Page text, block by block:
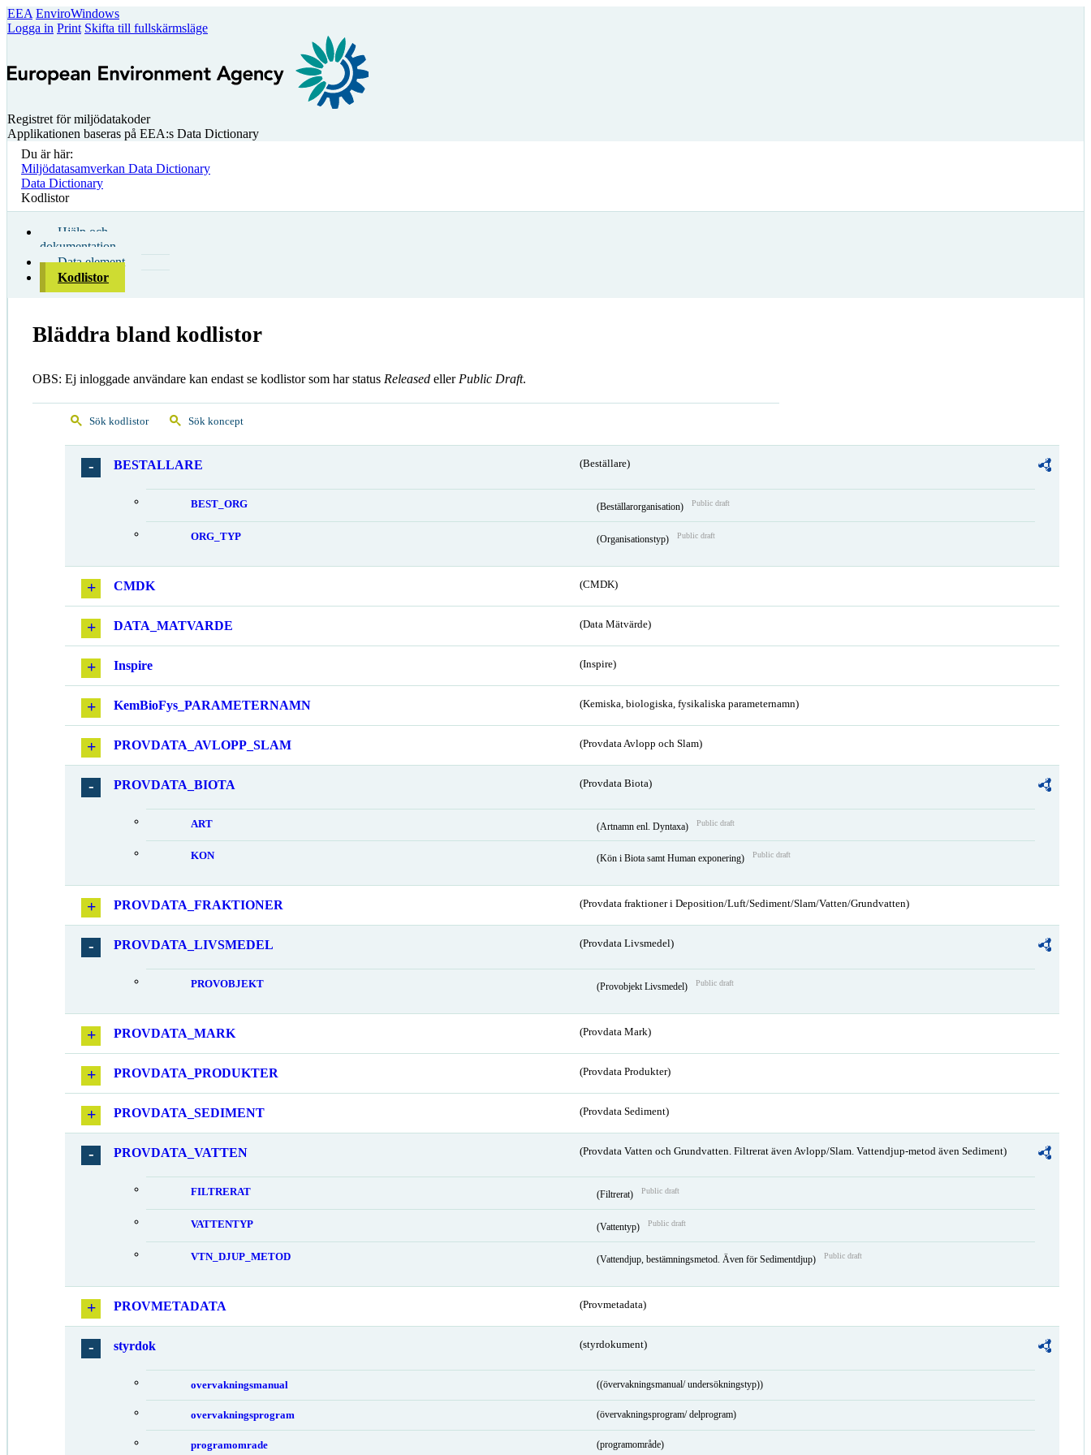
EEA EnviroWindows
Logga in Print Skifta till fullskärmsläge
Registret för miljödatakoder
Applikationen baseras på EEA:s Data Dictionary
Du är här:
Miljödatasamverkan Data Dictionary
Data Dictionary
Kodlistor
Hjälp och
dokumentation
Data element
Kodlistor
Bläddra bland kodlistor
OBS: Ej inloggade användare kan endast se kodlistor som har status Released eller Public Draft.
Sök kodlistor Sök koncept
BESTALLARE (Beställare)
BEST_ORG (Beställarorganisation) Public draft
ORG_TYP (Organisationstyp) Public draft
CMDK (CMDK)
DATA_MATVARDE (Data Mätvärde)
Inspire (Inspire)
KemBioFys_PARAMETERNAMN (Kemiska, biologiska, fysikaliska parameternamn)
PROVDATA_AVLOPP_SLAM (Provdata Avlopp och Slam)
PROVDATA_BIOTA (Provdata Biota)
ART (Artnamn enl. Dyntaxa) Public draft
KON (Kön i Biota samt Human exponering) Public draft
PROVDATA_FRAKTIONER (Provdata fraktioner i Deposition/Luft/Sediment/Slam/Vatten/Grundvatten)
PROVDATA_LIVSMEDEL (Provdata Livsmedel)
PROVOBJEKT (Provobjekt Livsmedel) Public draft
PROVDATA_MARK (Provdata Mark)
PROVDATA_PRODUKTER (Provdata Produkter)
PROVDATA_SEDIMENT (Provdata Sediment)
PROVDATA_VATTEN (Provdata Vatten och Grundvatten. Filtrerat även Avlopp/Slam. Vattendjup-metod även Sediment)
FILTRERAT (Filtrerat) Public draft
VATTENTYP (Vattentyp) Public draft
VTN_DJUP_METOD (Vattendjup, bestämningsmetod. Även för Sedimentdjup) Public draft
PROVMETADATA (Provmetadata)
styrdok (styrdokument)
overvakningsmanual ((övervakningsmanual/ undersökningstyp))
overvakningsprogram (övervakningsprogram/ delprogram)
programomrade (programområde)